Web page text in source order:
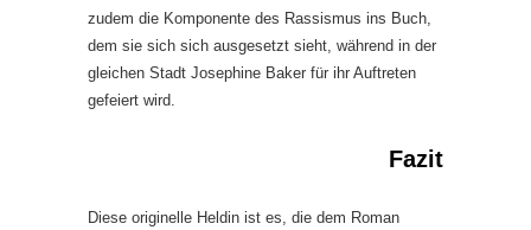
zudem die Komponente des Rassismus ins Buch,
dem sie sich sich ausgesetzt sieht, während in der
gleichen Stadt Josephine Baker für ihr Auftreten
gefeiert wird.
Fazit
Diese originelle Heldin ist es, die dem Roman